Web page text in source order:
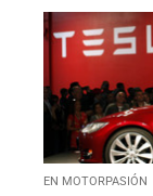
EN MOTORPASIÓN